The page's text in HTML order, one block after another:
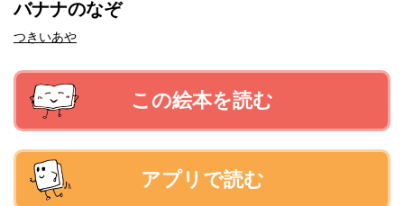
バナナのなぞ
つきいあや
この絵本を読む
アプリで読む